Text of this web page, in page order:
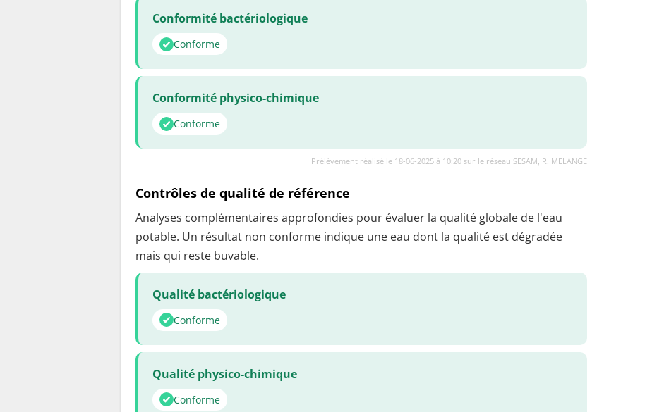
Conformité bactériologique
Conforme
Conformité physico-chimique
Conforme
Prélèvement réalisé le 18-06-2025 à 10:20 sur le réseau SESAM, R. MELANGE
Contrôles de qualité de référence
Analyses complémentaires approfondies pour évaluer la qualité globale de l'eau
potable. Un résultat non conforme indique une eau dont la qualité est dégradée
mais qui reste buvable.
Qualité bactériologique
Conforme
Qualité physico-chimique
Conforme